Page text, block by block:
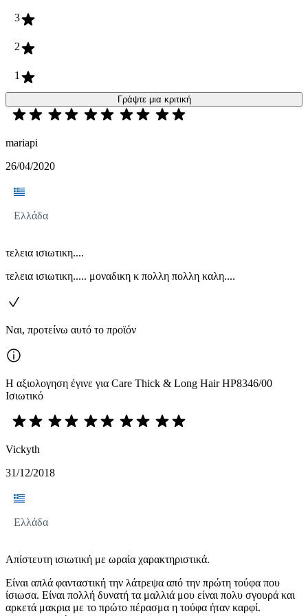
3
2
1
Γράψτε μια κριτική
mariapi
26/04/2020
Ελλάδα
τελεια ισιωτικη....
τελεια ισιωτικη..... μοναδικη κ πολλη πολλη καλη....
Ναι, προτείνω αυτό το προϊόν
Η αξιολογηση έγινε για Care Thick & Long Hair HP8346/00
Ισιωτικό
Vickyth
31/12/2018
Ελλάδα
Απίστευτη ισιωτική με ωραία χαρακτηριστικά.
Είναι απλά φανταστική την λάτρεψα από την πρώτη τούφα που
ίσιωσα. Είναι πολλή δυνατή τα μαλλιά μου είναι πολυ σγουρά και
αρκετά μακρια με το πρώτο πέρασμα η τούφα ήταν καρφί.